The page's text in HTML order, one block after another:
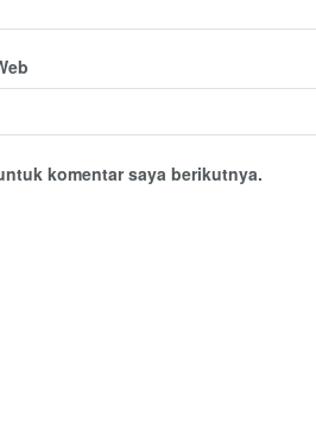
komentar saya berikutnya.